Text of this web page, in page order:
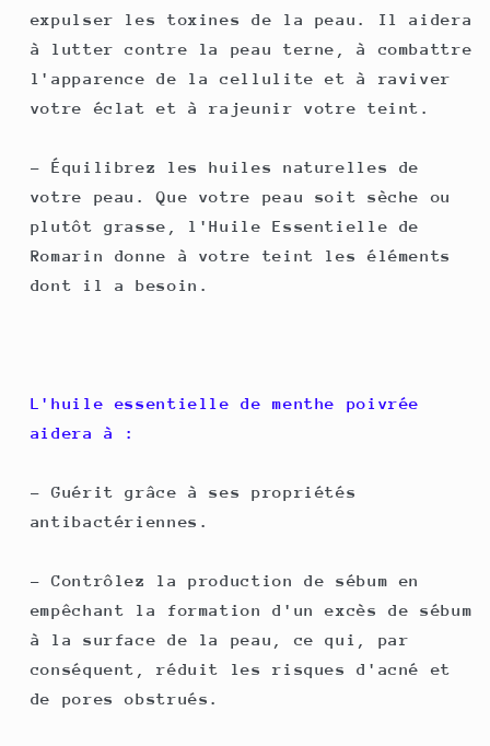
expulser les toxines de la peau. Il aidera
à lutter contre la peau terne, à combattre
l'apparence de la cellulite et à raviver
votre éclat et à rajeunir votre teint.
- Équilibrez les huiles naturelles de
votre peau. Que votre peau soit sèche ou
plutôt grasse, l'Huile Essentielle de
Romarin donne à votre teint les éléments
dont il a besoin.
L'huile essentielle de menthe poivrée
aidera à :
- Guérit grâce à ses propriétés
antibactériennes.
- Contrôlez la production de sébum en
empêchant la formation d'un excès de sébum
à la surface de la peau, ce qui, par
conséquent, réduit les risques d'acné et
de pores obstrués.